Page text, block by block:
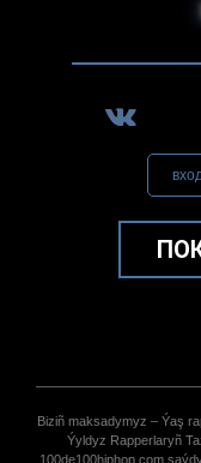
Biziñ maksadymyz – Ýaş
Ýyldyz Rapperlaryñ
100de100hiphop.com